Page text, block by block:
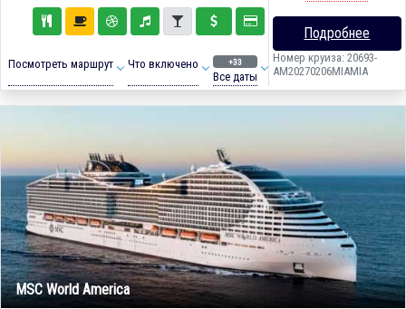
Посмотреть маршрут Что включено +33
Все даты
Подробнее
Номер круиза: 20693-
AM20270206MIAMIA
MSC World America